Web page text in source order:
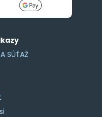
SÚŤAŽ